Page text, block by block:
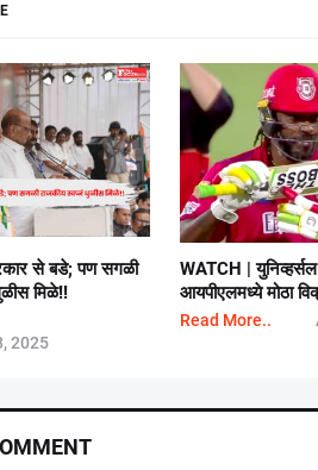
से बडे; पण सगळी
मिळे!!
2025
WATCH |
आयपीएलमध्ये मोठा
Read More..